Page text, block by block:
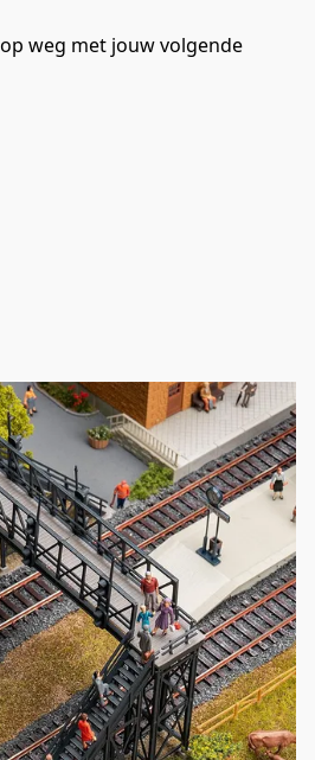
weg met jouw volgende